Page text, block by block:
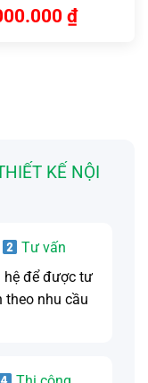
₫
KẾ NỘI
Tư vấn
hệ để được tư
theo nhu cầu